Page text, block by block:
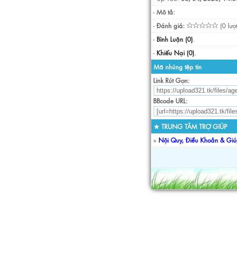
- Mô tả:
- Đánh giá:
(0
- Bình Luận (0).
- Khiếu Nại (0).
Mã nhúng tệp tin
Link Rút Gọn:
BBcode URL:
★ TRUNG TÂM TRỢ GIÚP
» Nội Quy, Điều Khoản &